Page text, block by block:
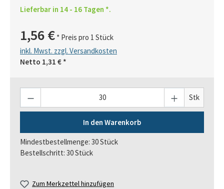
Lieferbar in 14 - 16 Tagen *.
1,56 € * Preis pro 1 Stück
inkl. Mwst. zzgl. Versandkosten
Netto 1,31 € *
Stk
In den Warenkorb
Mindestbestellmenge: 30 Stück
Bestellschritt: 30 Stück
Zum Merkzettel hinzufügen